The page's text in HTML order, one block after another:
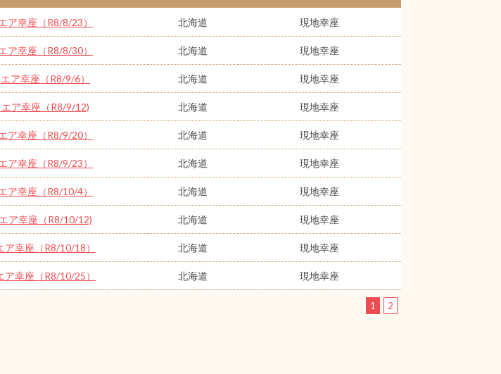
ア幸座（R8/8/23） 北海道 現地幸座
ア幸座（R8/8/30） 北海道 現地幸座
ア幸座（R8/9/6） 北海道 現地幸座
ア幸座（R8/9/12) 北海道 現地幸座
ア幸座（R8/9/20） 北海道 現地幸座
ア幸座（R8/9/23） 北海道 現地幸座
ア幸座（R8/10/4） 北海道 現地幸座
ア幸座（R8/10/12) 北海道 現地幸座
幸座（R8/10/18） 北海道 現地幸座
幸座（R8/10/25） 北海道 現地幸座
1 2